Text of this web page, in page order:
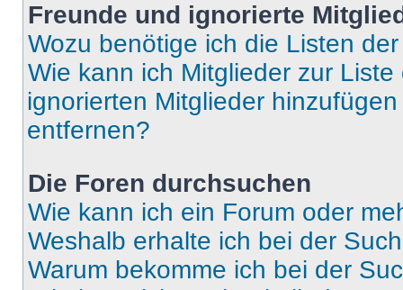
Freunde und ignorierte
Wozu benötige ich die Listen
Wie kann ich Mitglieder zur
ignorierten Mitglieder
entfernen?
Die Foren durchsuchen
Wie kann ich ein Forum oder
Weshalb erhalte ich bei der
Warum bekomme ich bei der